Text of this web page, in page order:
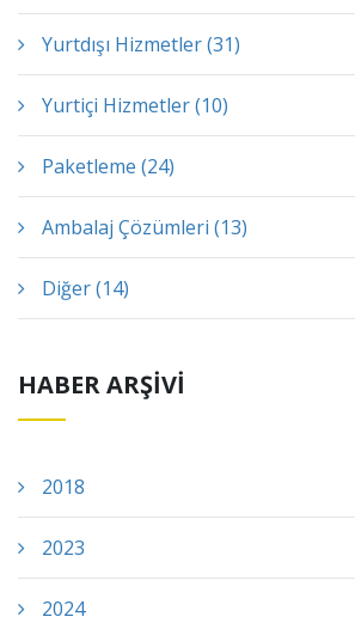
Yurtdışı Hizmetler (31)
Yurtiçi Hizmetler (10)
Paketleme (24)
Ambalaj Çözümleri (13)
Diğer (14)
HABER ARŞİVİ
2018
2023
2024